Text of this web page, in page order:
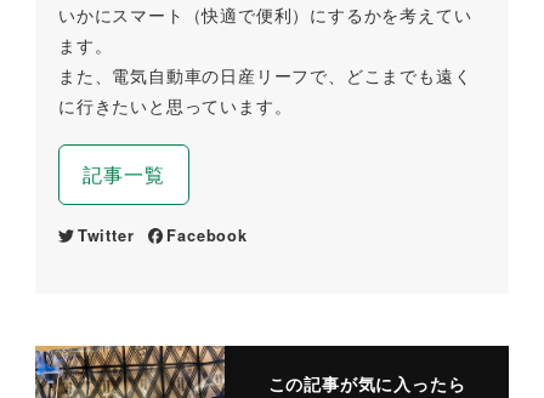
いかにスマート（快適で便利）にするかを考えてい
ます。
また、電気自動車の日産リーフで、どこまでも遠く
に行きたいと思っています。
記事一覧
Twitter Facebook
この記事が気に入ったら